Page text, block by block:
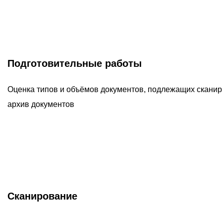
Подготовительные работы
Оценка типов и объёмов документов, подлежащих
архив документов
Сканирование